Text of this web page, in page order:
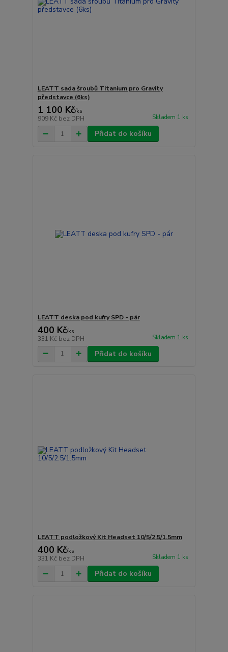
LEATT sada šroubů Titanium pro Gravity
představce (6ks)
1 100 Kč/ks
909 Kč bez DPH Skladem 1 ks
Přidat do košíku
LEATT deska pod kufry SPD - pár
400 Kč/ks
331 Kč bez DPH Skladem 1 ks
Přidat do košíku
LEATT podložkový Kit Headset 10/5/2.5/1.5mm
400 Kč/ks
331 Kč bez DPH Skladem 1 ks
Přidat do košíku